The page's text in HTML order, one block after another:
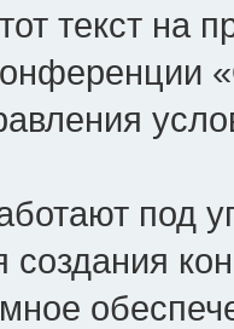
текст на
под
создания